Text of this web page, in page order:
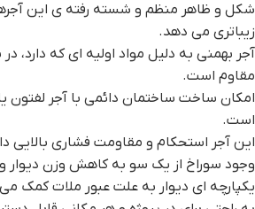
شکل و ظاهر منظم و شسته رفته ی این
زیباتری می دهد.
آجر بهمنی به دلیل مواد اولیه ای که دارد،
مقاوم است.
امکان ساخت ساختمان دائمی با آجر لفتون
است.
این آجر استحکام و مقاومت فشاری بالایی
وجود سوراخ از یک سو به کاهش وزن دیوار
یکپارچه ‌ای دیوار به علت عبور ملات کمک